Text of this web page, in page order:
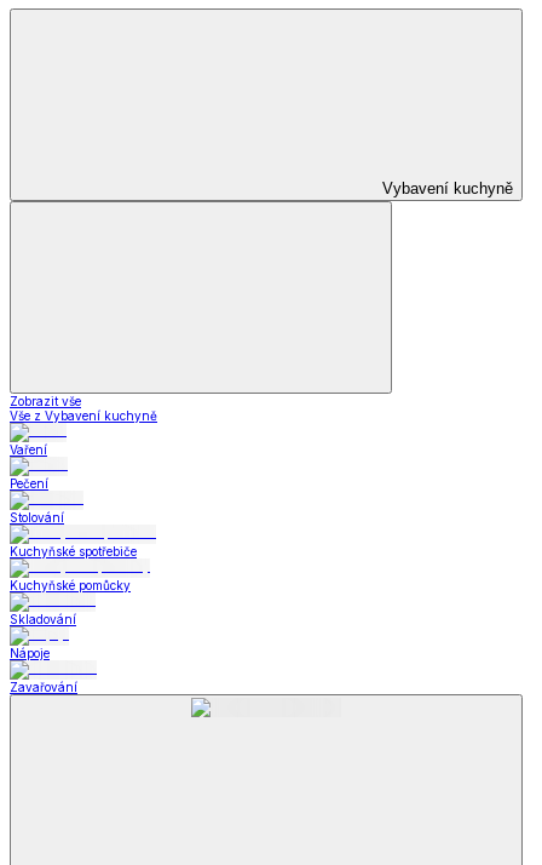
Vybavení kuchyně
Zobrazit vše
Vše z Vybavení kuchyně
Vaření
Pečení
Stolování
Kuchyňské spotřebiče
Kuchyňské pomůcky
Skladování
Nápoje
Zavařování